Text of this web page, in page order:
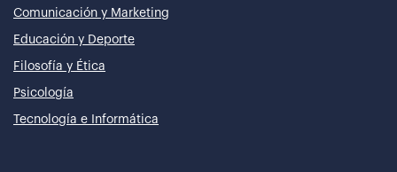
Comunicación y Marketing
Educación y Deporte
Filosofía y Ética
Psicología
Tecnología e Informática